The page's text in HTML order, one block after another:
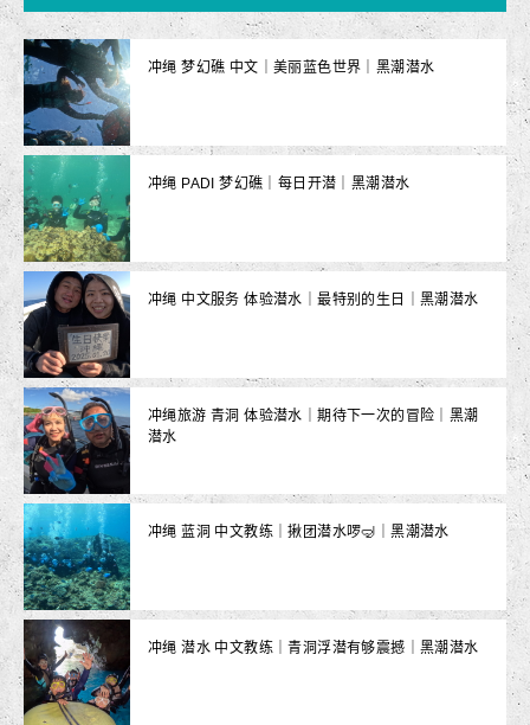
冲绳 梦幻礁 中文｜美丽蓝色世界｜黑潮潜水
冲绳 PADI 梦幻礁｜每日开潜｜黑潮潜水
冲绳 中文服务 体验潜水｜最特别的生日｜黑潮潜水
冲绳旅游 青洞 体验潜水｜期待下一次的冒险｜黑潮
潜水
冲绳 蓝洞 中文教练｜揪团潜水啰🤿｜黑潮潜水
冲绳 潜水 中文教练｜青洞浮潜有够震撼｜黑潮潜水